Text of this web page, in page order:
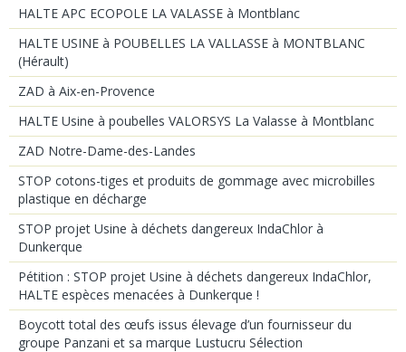
HALTE APC ECOPOLE LA VALASSE à Montblanc
HALTE USINE à POUBELLES LA VALLASSE à MONTBLANC
(Hérault)
ZAD à Aix-en-Provence
HALTE Usine à poubelles VALORSYS La Valasse à Montblanc
ZAD Notre-Dame-des-Landes
STOP cotons-tiges et produits de gommage avec microbilles
plastique en décharge
STOP projet Usine à déchets dangereux IndaChlor à
Dunkerque
Pétition : STOP projet Usine à déchets dangereux IndaChlor,
HALTE espèces menacées à Dunkerque !
Boycott total des œufs issus élevage d’un fournisseur du
groupe Panzani et sa marque Lustucru Sélection